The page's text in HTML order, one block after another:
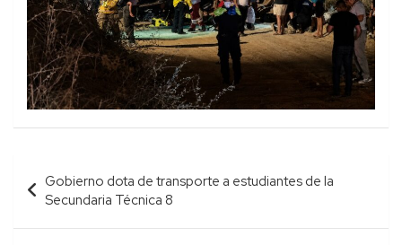
Navegación
de
entradas
Gobierno dota de transporte a estudiantes de la
Secundaria Técnica 8